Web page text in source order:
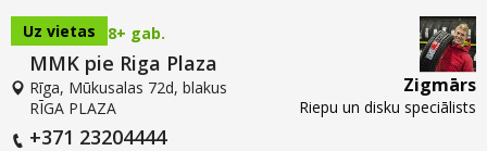
Uz vietas 8+ gab.
MMK pie Riga Plaza
Rīga, Mūkusalas 72d, blakus
RĪGA PLAZA
+371 23204444
Zigmārs
Riepu un disku speciālists